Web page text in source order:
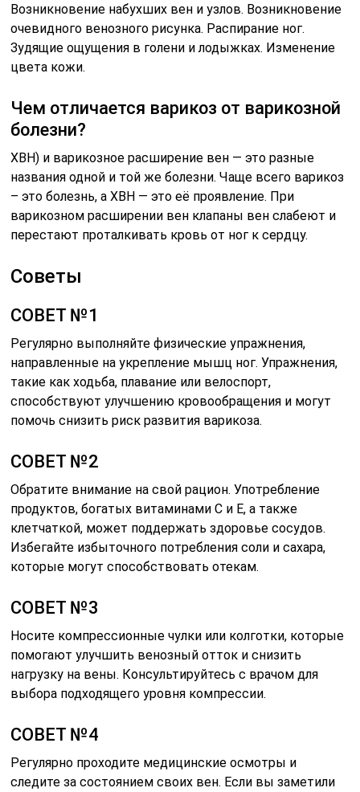
Возникновение набухших вен и узлов. Возникновение
очевидного венозного рисунка. Распирание ног.
Зудящие ощущения в голени и лодыжках. Изменение
цвета кожи.
Чем отличается варикоз от варикозной
болезни?
ХВН) и варикозное расширение вен — это разные
названия одной и той же болезни. Чаще всего варикоз
– это болезнь, а ХВН — это её проявление. При
варикозном расширении вен клапаны вен слабеют и
перестают проталкивать кровь от ног к сердцу.
Советы
СОВЕТ №1
Регулярно выполняйте физические упражнения,
направленные на укрепление мышц ног. Упражнения,
такие как ходьба, плавание или велоспорт,
способствуют улучшению кровообращения и могут
помочь снизить риск развития варикоза.
СОВЕТ №2
Обратите внимание на свой рацион. Употребление
продуктов, богатых витаминами C и E, а также
клетчаткой, может поддержать здоровье сосудов.
Избегайте избыточного потребления соли и сахара,
которые могут способствовать отекам.
СОВЕТ №3
Носите компрессионные чулки или колготки, которые
помогают улучшить венозный отток и снизить
нагрузку на вены. Консультируйтесь с врачом для
выбора подходящего уровня компрессии.
СОВЕТ №4
Регулярно проходите медицинские осмотры и
следите за состоянием своих вен. Если вы заметили